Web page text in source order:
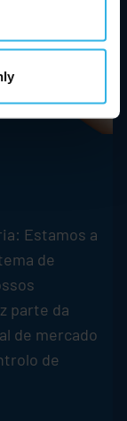
Estamos a
de
parte da
de mercado
de